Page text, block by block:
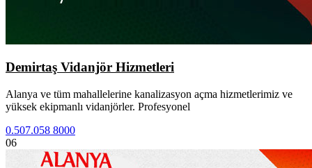
Demirtaş Vidanjör Hizmetleri
Alanya ve tüm mahallelerine kanalizasyon açma hizmetlerimiz ve
yüksek ekipmanlı vidanjörler. Profesyonel
0.507.058 8000
06